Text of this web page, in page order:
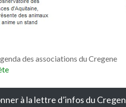
des associations du Cregene
à la lettre d’infos du